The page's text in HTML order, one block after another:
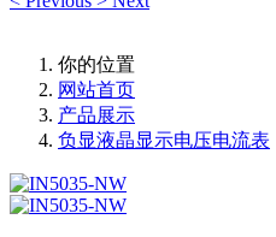
你的位置
网站首页
产品展示
负显液晶显示电压电流表